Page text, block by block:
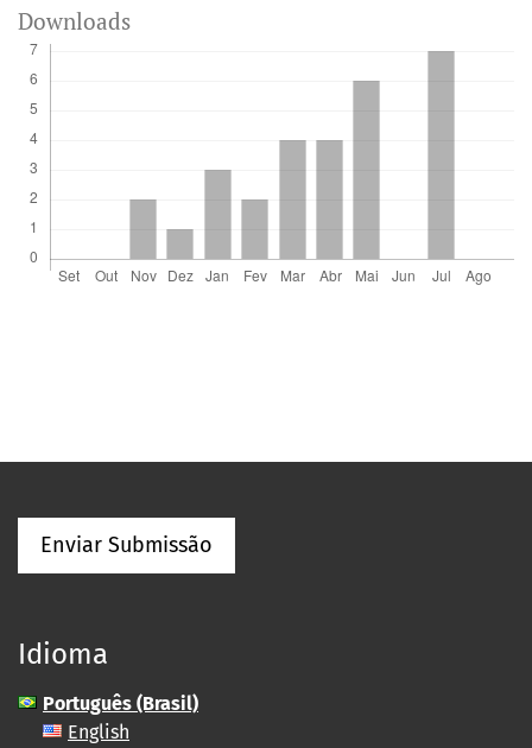
Downloads
Enviar Submissão
Idioma
Português (Brasil)
English